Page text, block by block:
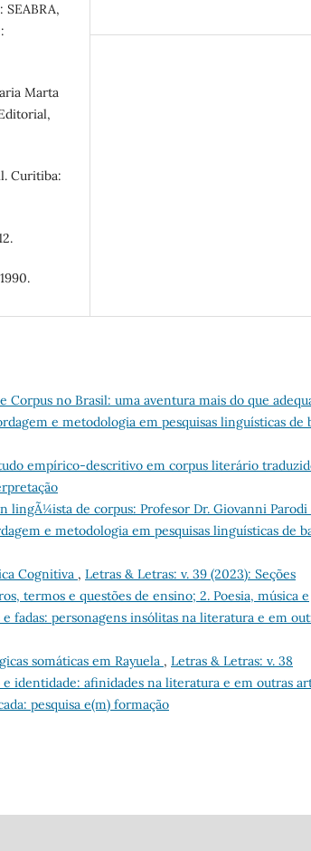
Marta
Curitiba:
Corpus no Brasil: uma aventura mais do que
e metodologia em pesquisas linguísticas de
empírico-descritivo em corpus literário
lingÃ¼ista de corpus: Profesor Dr. Giovanni Parodi
e metodologia em pesquisas linguísticas de
Cognitiva , Letras & Letras: v. 39 (2023): Seções
termos e questões de ensino; 2. Poesia, música e
fadas: personagens insólitas na literatura e em
somáticas em Rayuela , Letras & Letras: v. 38
e identidade: afinidades na literatura e em outras
pesquisa e(m) formação